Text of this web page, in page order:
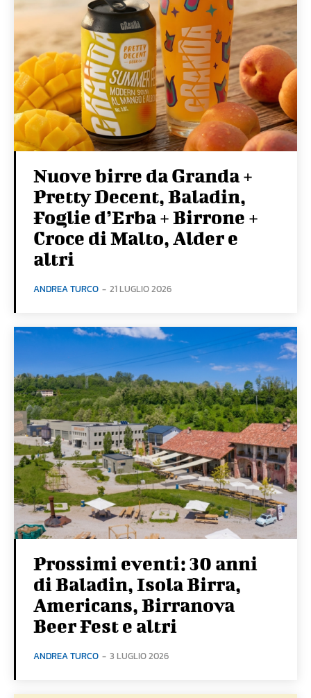
Nuove birre da Granda +
Pretty Decent, Baladin,
Foglie d’Erba + Birrone +
Croce di Malto, Alder e
altri
ANDREA TURCO - 21 LUGLIO 2026
Prossimi eventi: 30 anni
di Baladin, Isola Birra,
Americans, Birranova
Beer Fest e altri
ANDREA TURCO - 3 LUGLIO 2026